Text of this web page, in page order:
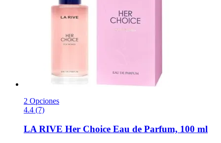
2 Opciones
4.4 (7)
LA RIVE Her Choice Eau de Parfum, 100 ml